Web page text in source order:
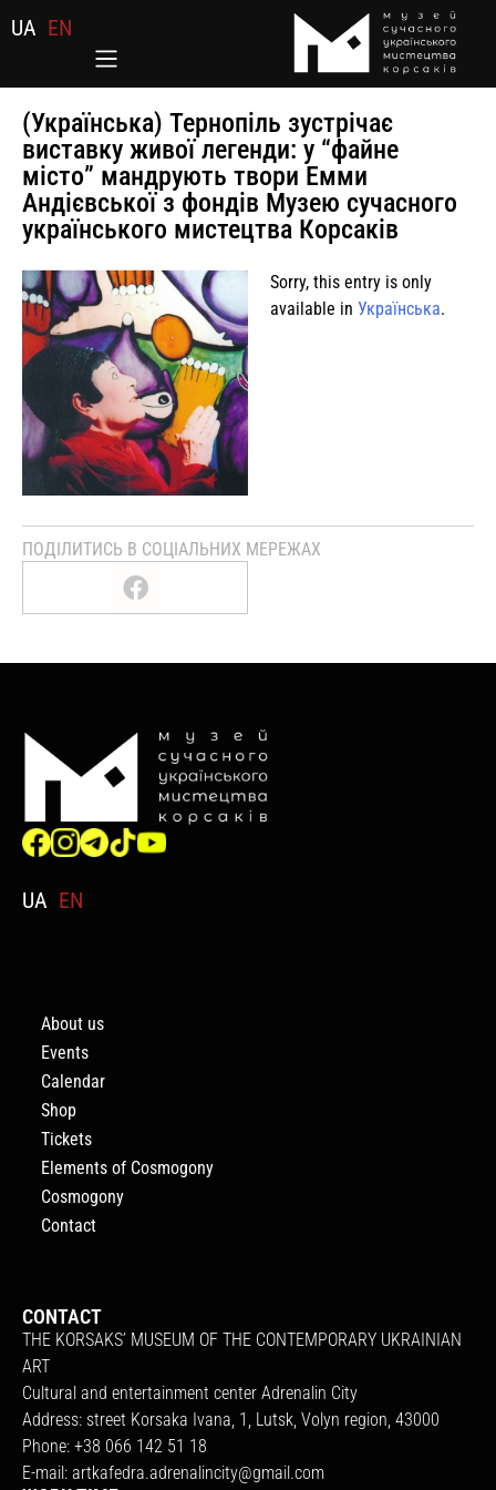
UA EN
(Українська) Тернопіль зустрічає
виставку живої легенди: у “файне
місто” мандрують твори Емми
Андієвської з фондів Музею сучасного
українського мистецтва Корсаків
Sorry, this entry is only
available in Українська.
ПОДІЛИТИСЬ В СОЦІАЛЬНИХ МЕРЕЖАХ
UA EN
About us
Events
Calendar
Shop
Tickets
Elements of Cosmogony
Cosmogony
Contact
CONTACT
THE KORSAKS’ MUSEUM OF THE CONTEMPORARY UKRAINIAN
ART
Cultural and entertainment center Adrenalin City
Address: street Korsaka Ivana, 1, Lutsk, Volyn region, 43000
Phone: +38 066 142 51 18
E-mail: artkafedra.adrenalincity@gmail.com